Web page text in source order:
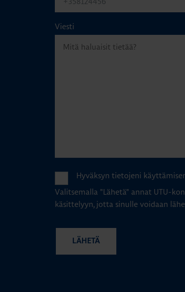
Viesti
Hyväksyn tietojeni
Valitsemalla "Lähetä" annat UTU-
käsittelyyn, jotta sinulle voidaan